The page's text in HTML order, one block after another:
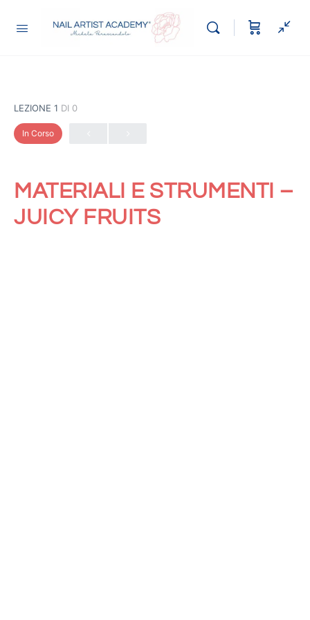
LEZIONE 1 DI 0
In Corso
MATERIALI E STRUMENTI –
JUICY FRUITS